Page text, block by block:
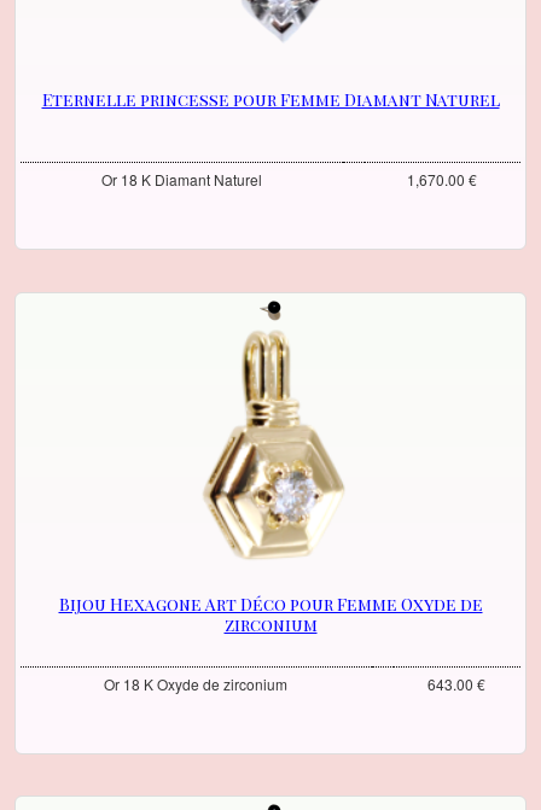
Eternelle princesse pour Femme Diamant Naturel
Or 18 K Diamant Naturel 1,670.00 €
Bijou Hexagone Art Déco pour Femme Oxyde de
zirconium
Or 18 K Oxyde de zirconium 643.00 €